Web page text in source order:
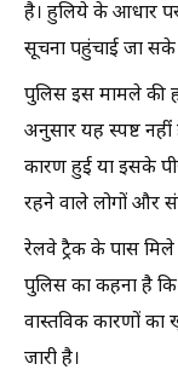
है। हुलिये के आधार पर
सूचना पहुंचाई जा
पुलिस इस मामले की
अनुसार यह स्पष्ट नहीं
कारण हुई या इसके
रहने वाले लोगों और
रेलवे ट्रैक के पास
पुलिस का कहना है कि
वास्तविक कारणों
जारी है।